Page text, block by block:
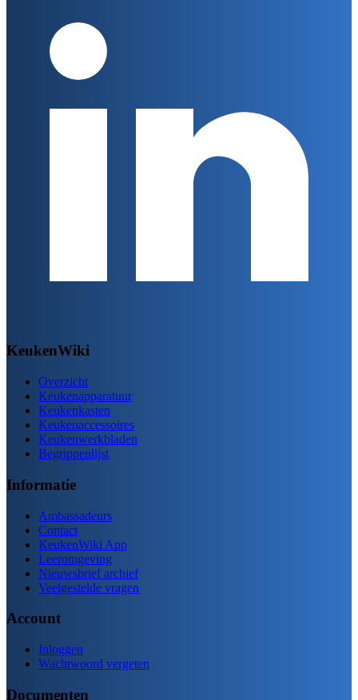
KeukenWiki
Overzicht
Keukenapparatuur
Keukenkasten
Keukenaccessoires
Keukenwerkbladen
Begrippenlijst
Informatie
Ambassadeurs
Contact
KeukenWiki App
Leeromgeving
Nieuwsbrief archief
Veelgestelde vragen
Account
Inloggen
Wachtwoord vergeten
Documenten